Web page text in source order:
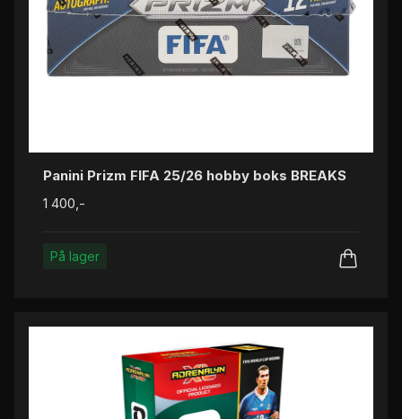
Panini Prizm FIFA 25/26 hobby boks BREAKS
1 400,-
På lager